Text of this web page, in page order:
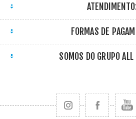
FORMAS DE
SOMOS DO GRUPO